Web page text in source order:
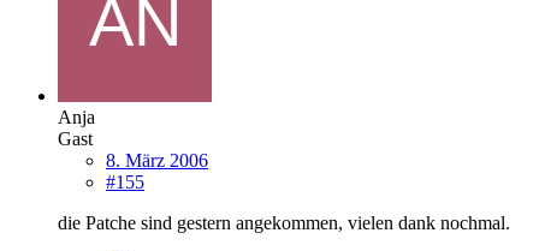
Anja
Gast
8. März 2006
#155
die Patche sind gestern angekommen, vielen dank nochmal.